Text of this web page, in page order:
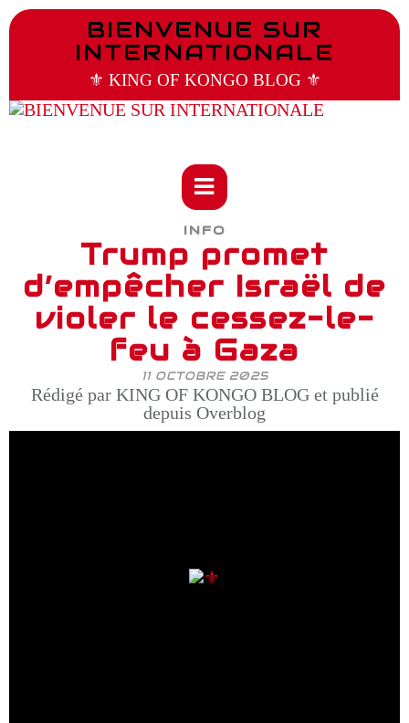
BIENVENUE SUR
INTERNATIONALE
⚜️ KING OF KONGO BLOG ⚜️
INFO
Trump promet
d’empêcher Israël de
violer le cessez-le-
feu à Gaza
11 OCTOBRE 2025
Rédigé par KING OF KONGO BLOG et publié
depuis Overblog